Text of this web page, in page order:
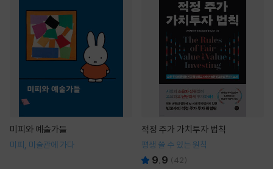
미피와 예술가들
미피, 미술관에 가다
적정 주가 가치투자 법칙
평생 쓸 수 있는 원칙
9.9 (42)